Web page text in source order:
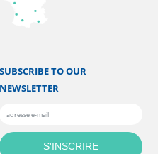
SUBSCRIBE TO OUR
NEWSLETTER